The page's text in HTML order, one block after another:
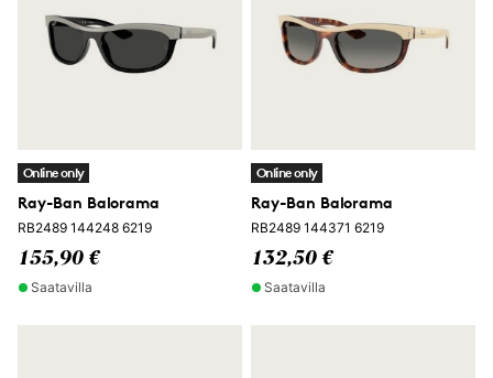
Online only
Ray-Ban Balorama
RB2489 144248 6219
155,90 €
Saatavilla
Online only
Ray-Ban Balorama
RB2489 144371 6219
132,50 €
Saatavilla